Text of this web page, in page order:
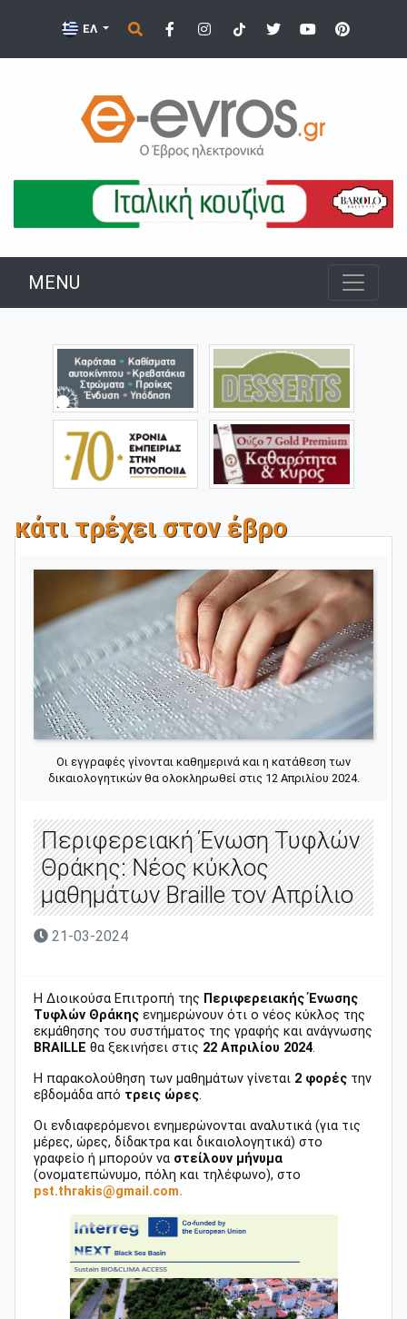
ΕΛ
MENU
κάτι τρέχει στον έβρο
Οι εγγραφές γίνονται καθημερινά και η κατάθεση των
δικαιολογητικών θα ολοκληρωθεί στις 12 Απριλίου 2024.
Περιφερειακή Ένωση Τυφλών
Θράκης: Νέος κύκλος
μαθημάτων Braille τον Απρίλιο
21-03-2024
Η Διοικούσα Επιτροπή της Περιφερειακής Ένωσης
Τυφλών Θράκης ενημερώνουν ότι ο νέος κύκλος της
εκμάθησης του συστήματος της γραφής και ανάγνωσης
BRAILLE θα ξεκινήσει στις 22 Απριλίου 2024.
H παρακολούθηση των μαθημάτων γίνεται 2 φορές την
εβδομάδα από τρεις ώρες.
Οι ενδιαφερόμενοι ενημερώνονται αναλυτικά (για τις
μέρες, ώρες, δίδακτρα και δικαιολογητικά) στο
γραφείο ή μπορούν να στείλουν μήνυμα
(ονοματεπώνυμο, πόλη και τηλέφωνο), στο
pst.thrakis@gmail.com.